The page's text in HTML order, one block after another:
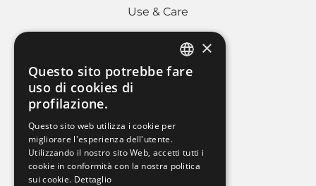
Use & Care
AREA LEGALE
Cookies policy
Whistleblowing
Dati societari
ITALIAN
×
Questo sito potrebbe fare
uso di cookies di
profilazione.
Questo sito web utilizza i cookie per
migliorare l'esperienza dell'utente.
Utilizzando il nostro sito Web, accetti tutti i
cookie in conformità con la nostra politica
sui cookie. Dettaglio